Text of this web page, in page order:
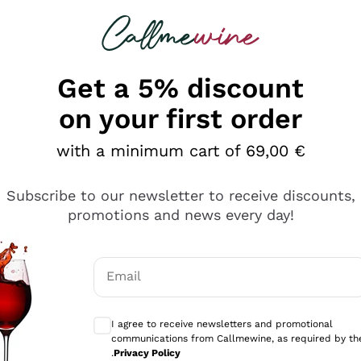
looking for
è male ma secondo me ci sono alternative che
Get a 5% discount
on your first order
with a minimum cart of 69,00 €
Subscribe to our newsletter to receive discounts,
promotions and news every day!
Email
I agree to receive newsletters and promotional
communications from Callmewine, as required by
.Privacy Policy